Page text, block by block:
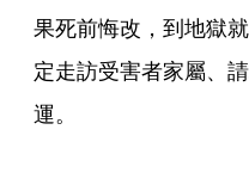
果死前悔改，到地獄
定走訪受害者家屬、
運。